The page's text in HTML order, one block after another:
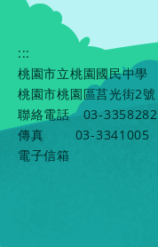
:::
桃園市立桃園國民中學
桃園市桃園區莒光街2號
聯絡電話
03-3358282
傳真
03-3341005
電子信箱